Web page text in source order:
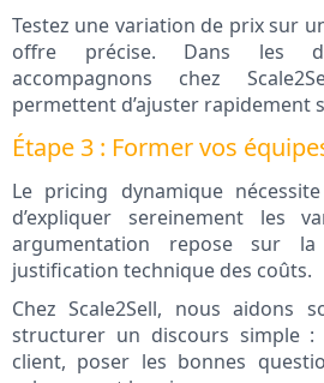
Testez une variation de prix sur
offre précise. Dans les
accompagnons chez
permettent d’ajuster rapidement
Étape 3 : Former vos
Le pricing dynamique
d’expliquer sereinement les
argumentation repose sur
justification technique des coûts.
Chez Scale2Sell, nous aidons
structurer un discours simple :
client, poser les bonnes